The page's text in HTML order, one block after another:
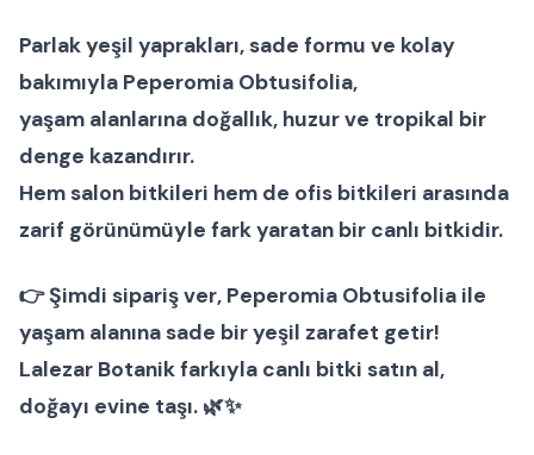
Parlak yeşil yaprakları, sade formu ve kolay
bakımıyla Peperomia Obtusifolia,
yaşam alanlarına doğallık, huzur ve tropikal bir
denge kazandırır.
Hemsalon bitkileri hem de ofis bitkileri arasında
zarif görünümüyle fark yaratan bir canlı bitkidir.
👉Şimdi sipariş ver, Peperomia Obtusifolia ile
yaşam alanına sade bir yeşil zarafet getir!
Lalezar Botanikfarkıyla canlı bitki satın al,
doğayı evine taşı. 🌿✨